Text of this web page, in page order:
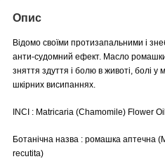
Опис
Відомо своїми протизапальними і
анти-судомний ефект. Масло ромашки
зняття здуття і болю в животі, болі
шкірних висипаннях.
INCI : Matricaria (Chamomile) Flower Oil
Ботанічна назва : ромашка аптечна
recutita)